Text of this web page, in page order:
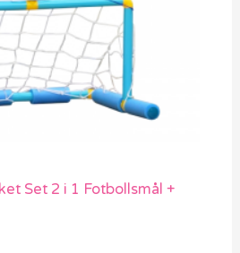
Set 2 i 1 Fotbollsmål +